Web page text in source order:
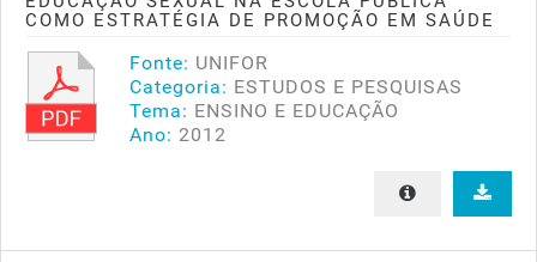
COMO ESTRATÉGIA DE PROMOÇÃO EM SAÚDE
Fonte: UNIFOR
Categoria: ESTUDOS E PESQUISAS
Tema: ENSINO E EDUCAÇÃO
Ano: 2012